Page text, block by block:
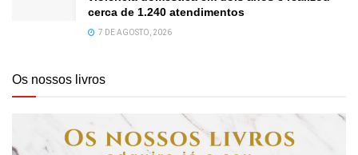
cerca de 1.240 atendimentos
7 DE AGOSTO, 2026
Os nossos livros